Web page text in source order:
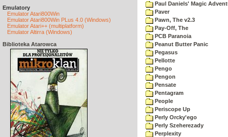
Emulatory
Emulator Atari800Win
Emulator Atari800Win PLus 4.0 (Windows)
Emulator Atari++ (multiplatform)
Emulator Altirra (Windows)
Biblioteka Atarowca
Paul Daniels' Magic
Paver
Pawn, The v2.3
Pay-Off, The
PCB Paranoia
Peanut Butter Panic
Pegasus
Pellotte
Pengo
Pengon
Pensate
Pentagram
People
Periscope Up
Perly Orcky'ego
Perly Szeherezady
Perplexity